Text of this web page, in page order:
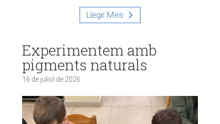
Llegir Més
Experimentem amb
pigments naturals
16 de juliol de 2026